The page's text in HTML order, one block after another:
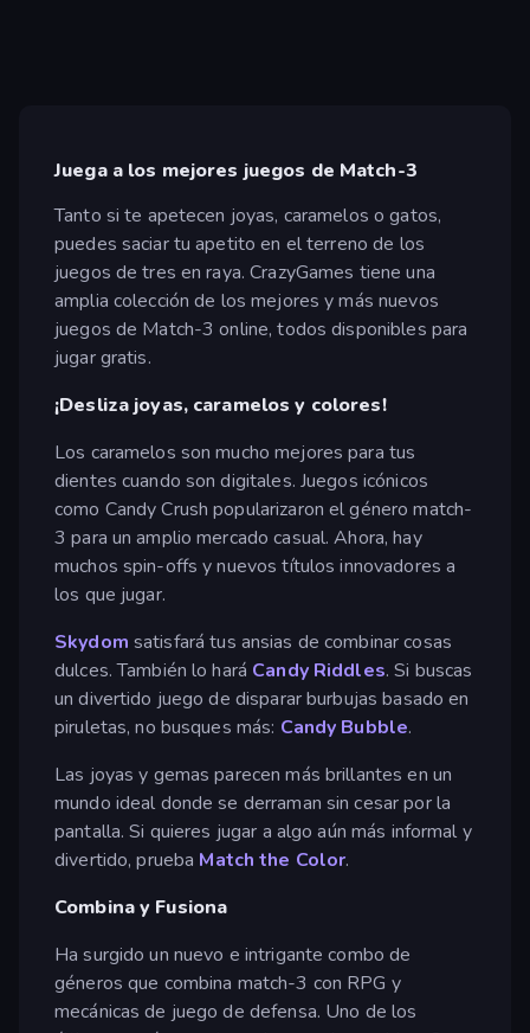
Juega a los mejores juegos de Match-3
Tanto si te apetecen joyas, caramelos o gatos,
puedes saciar tu apetito en el terreno de los
juegos de tres en raya. CrazyGames tiene una
amplia colección de los mejores y más nuevos
juegos de Match-3 online, todos disponibles para
jugar gratis.
¡Desliza joyas, caramelos y colores!
Los caramelos son mucho mejores para tus
dientes cuando son digitales. Juegos icónicos
como Candy Crush popularizaron el género match-
3 para un amplio mercado casual. Ahora, hay
muchos spin-offs y nuevos títulos innovadores a
los que jugar.
Skydom satisfará tus ansias de combinar cosas
dulces. También lo hará Candy Riddles. Si buscas
un divertido juego de disparar burbujas basado en
piruletas, no busques más: Candy Bubble.
Las joyas y gemas parecen más brillantes en un
mundo ideal donde se derraman sin cesar por la
pantalla. Si quieres jugar a algo aún más informal y
divertido, prueba Match the Color.
Combina y Fusiona
Ha surgido un nuevo e intrigante combo de
géneros que combina match-3 con RPG y
mecánicas de juego de defensa. Uno de los